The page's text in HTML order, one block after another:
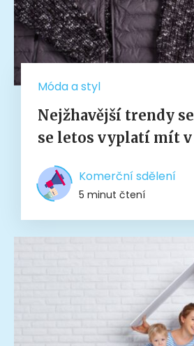
Móda a styl
Nejžhavější trendy
se letos vyplatí mít v
Komerční sdělení
5 minut čtení